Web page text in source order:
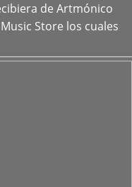
de Artmónico
Store los cuales